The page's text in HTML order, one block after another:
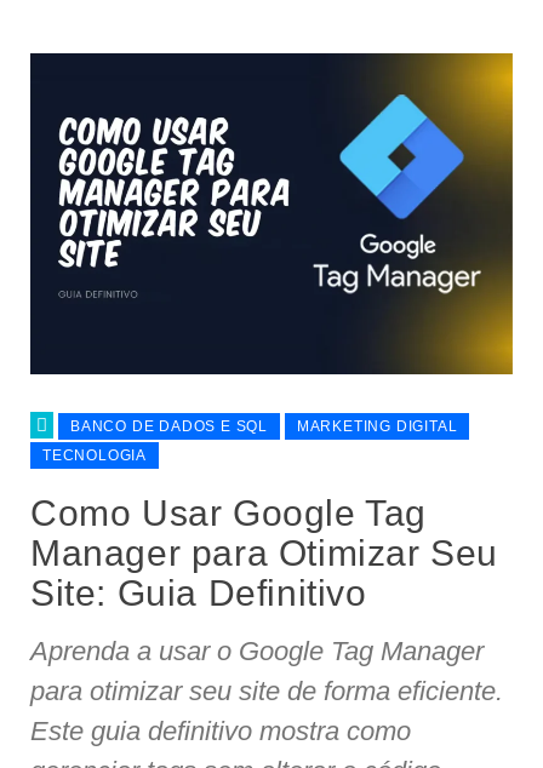
BANCO DE DADOS E SQL
MARKETING DIGITAL
TECNOLOGIA
Como Usar Google Tag
Manager para Otimizar Seu
Site: Guia Definitivo
Aprenda a usar o Google Tag Manager
para otimizar seu site de forma eficiente.
Este guia definitivo mostra como